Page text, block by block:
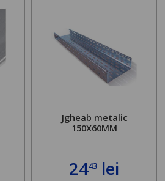
Jgheab metalic
150X60MM
2443 lei